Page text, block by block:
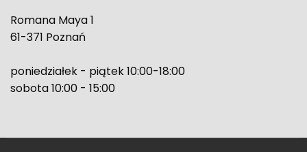
Romana Maya 1
61-371 Poznań
poniedziałek - piątek 10:00-18:00
sobota 10:00 - 15:00